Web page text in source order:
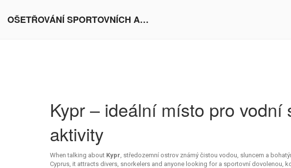
OŠETŘOVÁNÍ SPORTOVNÍCH AKTIVIT V EVROPĚ
Kypr – ideální místo pro vodní
aktivity
When talking about Kypr, středozemní ostrov známý čistou vodou, sluncem a
Cyprus, it attracts divers, snorkelers and anyone looking for a sportovní dovolenou,